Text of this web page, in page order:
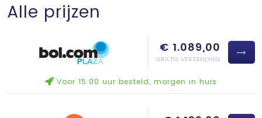
Alle prijzen
Voor 15.00 uur besteld, morgen in huis
€ 1.089,00
GRATIS VERZENDING